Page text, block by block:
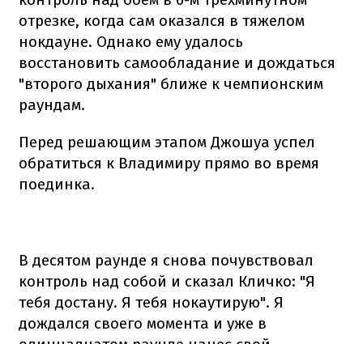
отрезке, когда сам оказался в тяжелом
нокдауне. Однако ему удалось
восстановить самообладание и дождаться
"второго дыхания" ближе к чемпионским
раундам.
Перед решающим этапом Джошуа успел
обратиться к Владимиру прямо во время
поединка.
В десятом раунде я снова почувствовал
контроль над собой и сказал Кличко: "Я
тебя достану. Я тебя нокаутирую". Я
дождался своего момента и уже в